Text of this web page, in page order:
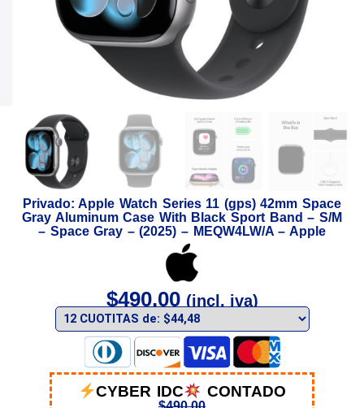
Privado: Apple Watch Series 11 (gps) 42mm Space
Gray Aluminum Case With Black Sport Band – S/M
– Space Gray – (2025) – MEQW4LW/A – Apple
$490,00 (incl. iva)
CYBER IDC CONTADO